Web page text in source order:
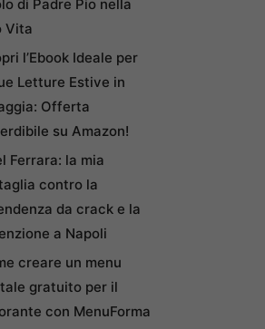
di Padre Pio nella
Vita
l’Ebook Ideale per
Letture Estive in
Offerta
su Amazon!
Ferrara: la mia
contro la
da crack e la
a Napoli
creare un menu
gratuito per il
con MenuForma